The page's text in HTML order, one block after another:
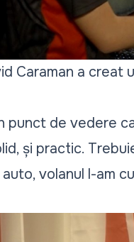
Caraman a
punct de vedere
și practic.
volanul l-am